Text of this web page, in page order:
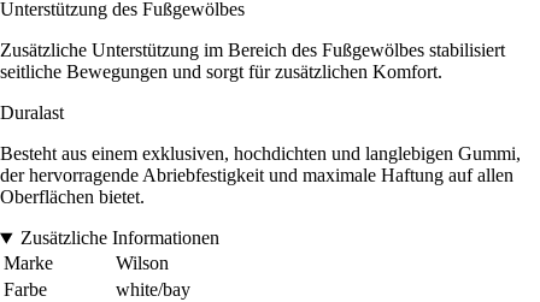
Unterstützung des Fußgewölbes
Zusätzliche Unterstützung im Bereich des Fußgewölbes stabilisiert
seitliche Bewegungen und sorgt für zusätzlichen Komfort.
Duralast
Besteht aus einem exklusiven, hochdichten und langlebigen Gummi,
der hervorragende Abriebfestigkeit und maximale Haftung auf allen
Oberflächen bietet.
Zusätzliche Informationen
Marke
Wilson
Farbe
white/bay